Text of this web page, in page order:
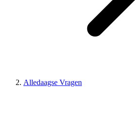
Alledaagse Vragen